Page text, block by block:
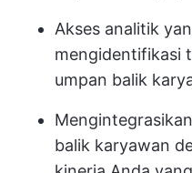
Akses analitik
mengidentifikasi
umpan balik
balik karyawan